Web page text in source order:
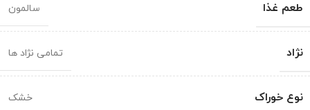
طعم غذا سالمون
نژاد تمامی نژاد ها
نوع خوراک خشک